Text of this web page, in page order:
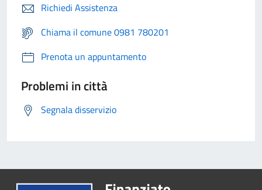
Richiedi Assistenza
Chiama il comune 0981 780201
Prenota un appuntamento
Problemi in città
Segnala disservizio